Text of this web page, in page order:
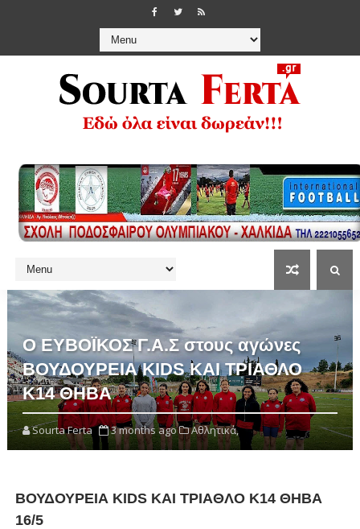
Ο ΕΥΒΟΪΚΟΣ Γ.Α.Σ στους αγώνες
ΒΟΥΔΟΥΡΕΙΑ KIDS KAI ΤΡΙΑΘΛΟ
Κ14 ΘΗΒΑ
Sourta Ferta 3 months ago Αθλητικά,
ΒΟΥΔΟΥΡΕΙΑ KIDS KAI ΤΡΙΑΘΛΟ Κ14 ΘΗΒΑ
16/5